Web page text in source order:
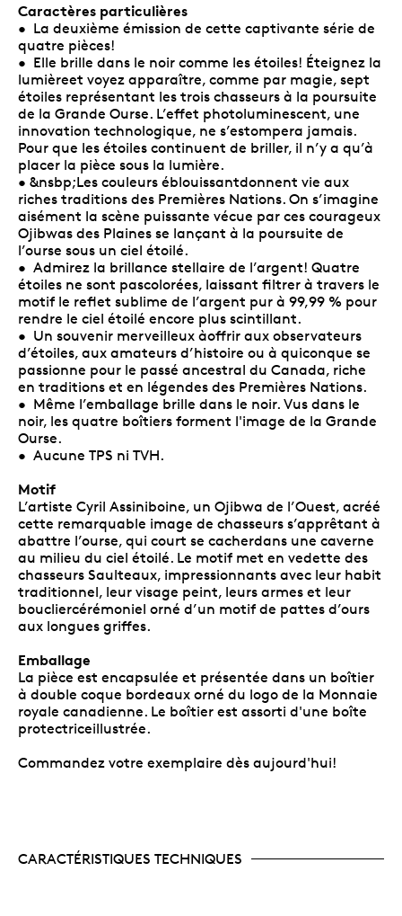
Caractères particulières
• La deuxième émission de cette captivante série de
quatre pièces!
• Elle brille dans le noir comme les étoiles! Éteignez la
lumièreet voyez apparaître, comme par magie, sept
étoiles représentant les trois chasseurs à la poursuite
de la Grande Ourse. L’effet photoluminescent, une
innovation technologique, ne s’estompera jamais.
Pour que les étoiles continuent de briller, il n’y a qu’à
placer la pièce sous la lumière.
• &nsbp;Les couleurs éblouissantdonnent vie aux
riches traditions des Premières Nations. On s’imagine
aisément la scène puissante vécue par ces courageux
Ojibwas des Plaines se lançant à la poursuite de
l’ourse sous un ciel étoilé.
• Admirez la brillance stellaire de l’argent! Quatre
étoiles ne sont pascolorées, laissant filtrer à travers le
motif le reflet sublime de l’argent pur à 99,99 % pour
rendre le ciel étoilé encore plus scintillant.
• Un souvenir merveilleux àoffrir aux observateurs
d’étoiles, aux amateurs d’histoire ou à quiconque se
passionne pour le passé ancestral du Canada, riche
en traditions et en légendes des Premières Nations.
• Même l’emballage brille dans le noir. Vus dans le
noir, les quatre boîtiers forment l'image de la Grande
Ourse.
• Aucune TPS ni TVH.
Motif
L’artiste Cyril Assiniboine, un Ojibwa de l’Ouest, acréé
cette remarquable image de chasseurs s’apprêtant à
abattre l’ourse, qui court se cacherdans une caverne
au milieu du ciel étoilé. Le motif met en vedette des
chasseurs Saulteaux, impressionnants avec leur habit
traditionnel, leur visage peint, leurs armes et leur
boucliercérémoniel orné d’un motif de pattes d’ours
aux longues griffes.
Emballage
La pièce est encapsulée et présentée dans un boîtier
à double coque bordeaux orné du logo de la Monnaie
royale canadienne. Le boîtier est assorti d'une boîte
protectriceillustrée.
Commandez votre exemplaire dès aujourd'hui!
CARACTÉRISTIQUES TECHNIQUES